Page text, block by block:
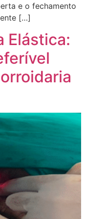
e o fechamento
[…]
Elástica: